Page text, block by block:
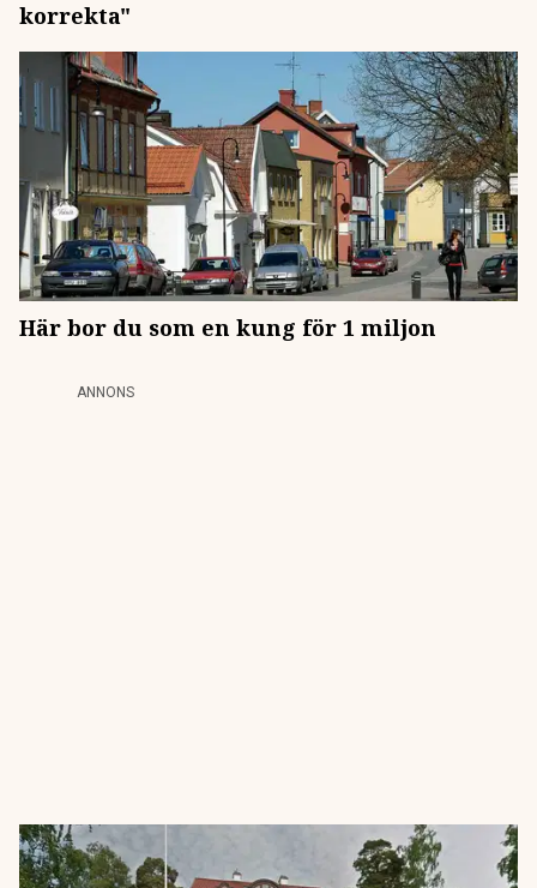
korrekta"
Här bor du som en kung för 1 miljon
ANNONS